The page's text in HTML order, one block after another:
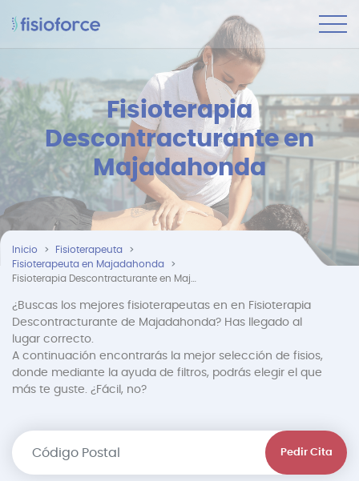
Fisioterapia
Descontracturante en
Majadahonda
Inicio
Fisioterapeuta
Fisioterapeuta en Majadahonda
¿Buscas los mejores fisioterapeutas en en Fisioterapia
Descontracturante de Majadahonda? Has llegado al
lugar correcto.
A continuación encontrarás la mejor selección de fisios,
donde mediante la ayuda de filtros, podrás elegir el que
más te guste. ¿Fácil, no?
Pedir Cita